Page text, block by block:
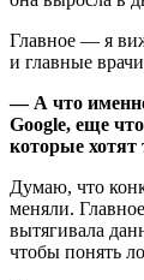
Главное — я
и главные
— А что
Google, еще
которые хотят
Думаю, что
меняли.
вытягивала
чтобы понять